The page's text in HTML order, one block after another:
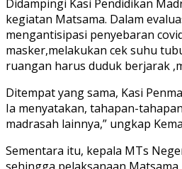
Didampingi Kasi Pendidikan
kegiatan Matsama. Dalam
mengantisipasi penyebaran
masker,melakukan cek suhu
ruangan harus duduk berjarak
Ditempat yang sama, Kasi
Ia menyatakan, tahapan-
madrasah lainnya,” ungkap
Sementara itu, kepala MTs